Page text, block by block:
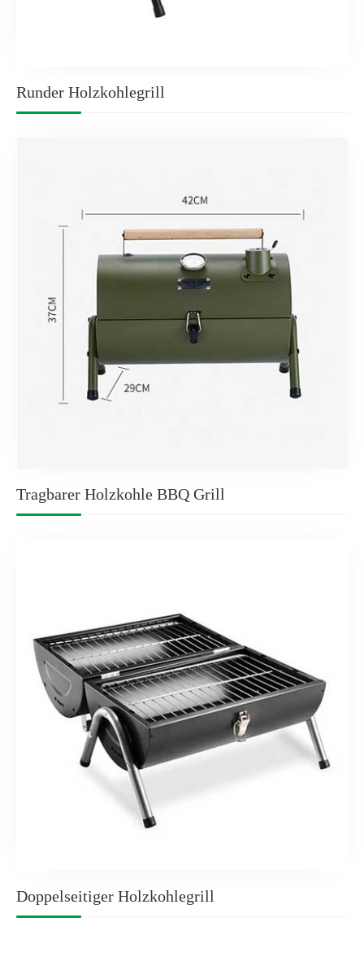
Runder Holzkohlegrill
Tragbarer Holzkohle BBQ Grill
Doppelseitiger Holzkohlegrill